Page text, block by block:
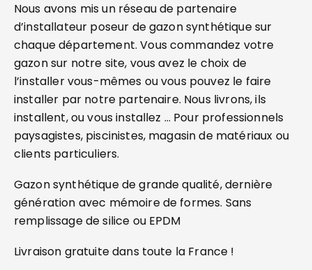
Nous avons mis un réseau de partenaire
d’installateur poseur de gazon synthétique sur
chaque département. Vous commandez votre
gazon sur notre site, vous avez le choix de
l’installer vous-mêmes ou vous pouvez le faire
installer par notre partenaire. Nous livrons, ils
installent, ou vous installez … Pour professionnels
paysagistes, piscinistes, magasin de matériaux ou
clients particuliers.
Gazon synthétique de grande qualité, dernière
génération avec mémoire de formes. Sans
remplissage de silice ou EPDM
Livraison gratuite dans toute la France !